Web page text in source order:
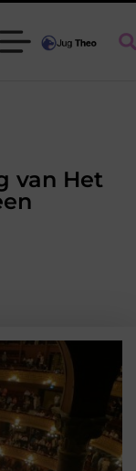
begeleiding bij pijn
van Het